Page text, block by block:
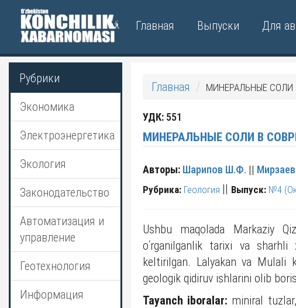
Главная Выпуски Для
Рубрики
Экономика
Электроэнергетика
Экология
Законодательство
Автоматизация и
управление
Геотехнология
Информация
Главная МИНЕРАЛЬНЫЕ СОЛИ
УДК: 551
МИНЕРАЛЬНЫЕ СОЛИ В
Авторы: Шарипов Ш.Ф. ||
Рубрика: Геология || Выпуск: №4
Ushbu maqolada Markaziy
oʹrganilganlik tarixi va
keltirilgan. Lalyakan va Mulali
geologik qidiruv ishlarini olib
Tayanch iboralar: miniral